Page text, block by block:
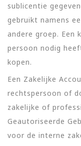
sublicentie
gebruikt namens
andere groep. Een
persoon nodig
kopen.
Een Zakelijke
rechtspersoon of
zakelijke of
Geautoriseerde
voor de interne